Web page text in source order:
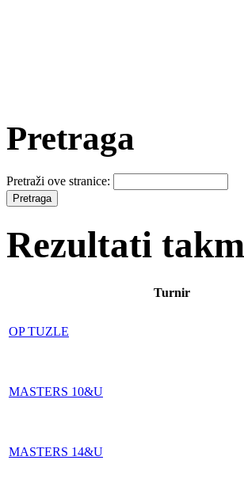
Pretraga
Pretraži ove stranice:
Rezultati
Turnir
OP TUZLE
MASTERS 10&U
MASTERS 14&U